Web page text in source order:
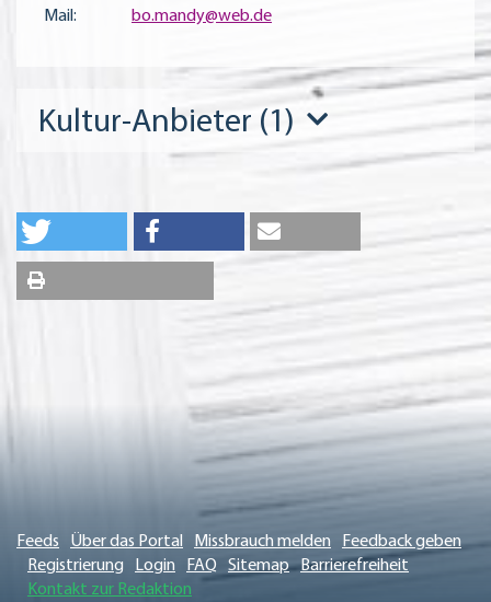
Mail: bo.mandy@web.de
Kultur-Anbieter (1)
Feeds Über das Portal Missbrauch melden
Feedback geben
Registrierung
Login FAQ Sitemap
Barrierefreiheit
Kontakt zur Redaktion